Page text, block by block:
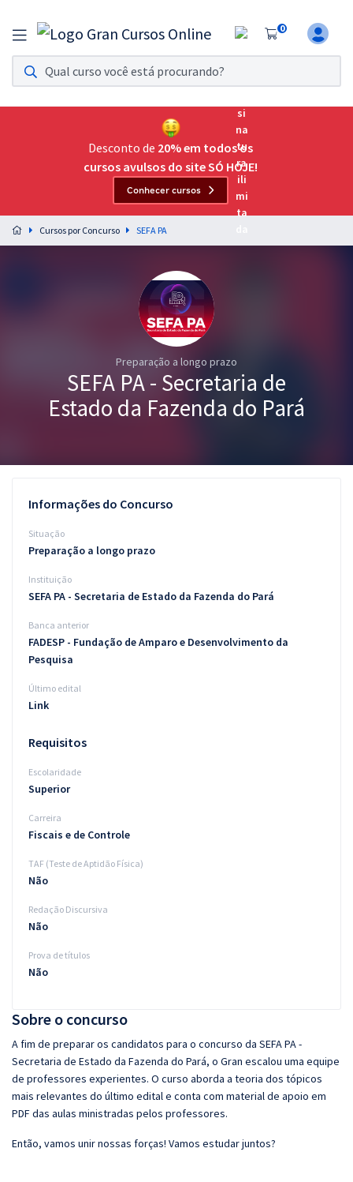
0
Assinatura Ilimitada 11
Acesso a todos os cursos. Teste grátis por 7 dias!
Assinatura OAB Até Passar
Acesso ilimitado a toda preparação para o Exame da
Preparação completa e intensiva para as principais
residências em saúde do Brasil
Graduação
Conteúdo gratuito
Blog
Atendimento
Desconto de 20% em todos os
cursos avulsos do site SÓ HOJE!
Conhecer cursos
Cursos por Concurso SEFA PA
Preparação a longo prazo
SEFA PA - Secretaria de
Estado da Fazenda do Pará
Sobre o concurso
A fim de preparar os candidatos para o concurso da SEFA PA -
Secretaria de Estado da Fazenda do Pará, o Gran escalou uma equipe
de professores experientes. O curso aborda a teoria dos tópicos
mais relevantes do último edital e conta com material de apoio em
PDF das aulas ministradas pelos professores.
Então, vamos unir nossas forças! Vamos estudar juntos?
Informações do Concurso
Situação
Preparação a longo prazo
Instituição
SEFA PA - Secretaria de Estado da Fazenda do Pará
Banca anterior
FADESP - Fundação de Amparo e Desenvolvimento da
Pesquisa
Último edital
Link
Requisitos
Escolaridade
Superior
Carreira
Fiscais e de Controle
TAF (Teste de Aptidão Física)
Não
Redação Discursiva
Não
Prova de títulos
Não